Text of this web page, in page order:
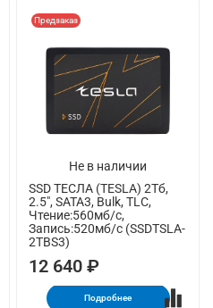
Не в наличии
Предзаказ
SSD ТЕСЛА (TESLA) 2Тб,
2.5", SATA3, Bulk, TLC,
Чтение:560мб/с,
Запись:520мб/с (SSDTSLA-
2TBS3)
12 640 ₽
Подробнее